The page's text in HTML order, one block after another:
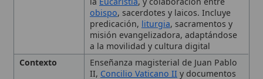
Enseñanza magisterial de Juan Pablo
II,Concilio Vaticano IIy documentos
de laCongregación para el Clero.
Fundamental para la vida eclesial
fecunda y la misión evangelizadora de
la Iglesia.